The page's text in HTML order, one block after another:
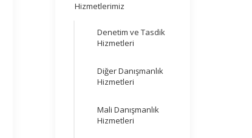
Hizmetlerimiz
Denetim ve Tasdik
Hizmetleri
Diğer Danışmanlık
Hizmetleri
Mali Danışmanlık
Hizmetleri